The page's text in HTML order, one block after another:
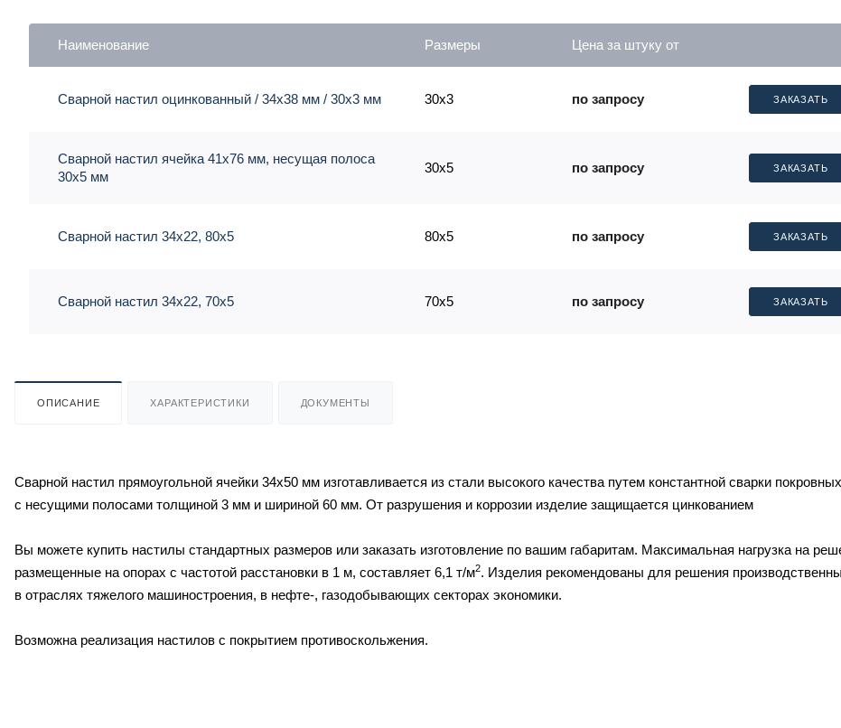
Наименование Размеры Цена за штуку от
Сварной настил оцинкованный / 34х38 мм / 30х3 мм 30x3 по запросу ЗАКАЗАТЬ
Сварной настил ячейка 41х76 мм, несущая полоса
30х5 мм
30x5 по запросу ЗАКАЗАТЬ
Сварной настил 34х22, 80х5 80x5 по запросу ЗАКАЗАТЬ
Сварной настил 34х22, 70х5 70x5 по запросу ЗАКАЗАТЬ
ОПИСАНИЕ ХАРАКТЕРИСТИКИ ДОКУМЕНТЫ
Сварной настил прямоугольной ячейки 34х50 мм изготавливается из стали высокого качества путем константной сварки
с несущими полосами толщиной 3 мм и шириной 60 мм. От разрушения и коррозии изделие защищается цинкованием
Вы можете купить настилы стандартных размеров или заказать изготовление по вашим габаритам. Максимальная нагрузка на
размещенные на опорах с частотой расстановки в 1 м, составляет 6,1 т/м2. Изделия рекомендованы для решения
в отраслях тяжелого машиностроения, в нефте-, газодобывающих секторах экономики.
Возможна реализация настилов с покрытием противоскольжения.